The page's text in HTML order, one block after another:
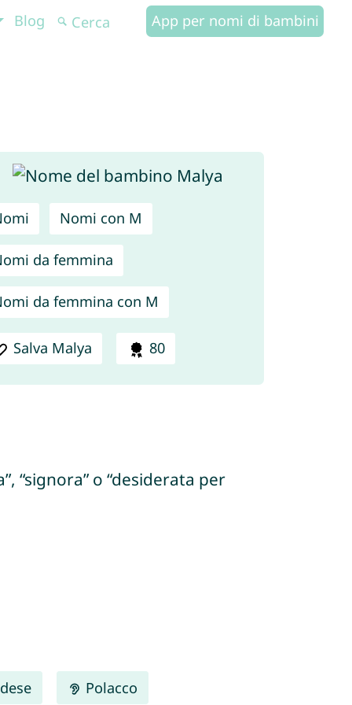
Blog App per nomi di bambini
Nomi con M
da femmina
da femmina con M
Salva Malya 80
“signora” o “desiderata per
Polacco